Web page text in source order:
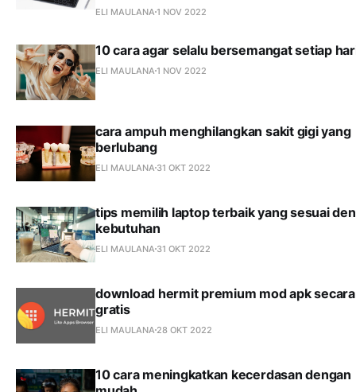
ELI MAULANA 1 NOV 2022
10 cara agar selalu bersemangat setiap
ELI MAULANA 1 NOV 2022
cara ampuh menghilangkan sakit gigi yang
berlubang
ELI MAULANA 31 OKT 2022
tips memilih laptop terbaik yang sesuai
kebutuhan
ELI MAULANA 31 OKT 2022
download hermit premium mod apk secara
gratis
ELI MAULANA 28 OKT 2022
10 cara meningkatkan kecerdasan dengan